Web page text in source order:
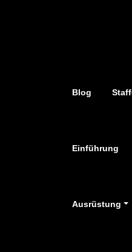
Blog
Einführung
Ausrüstung